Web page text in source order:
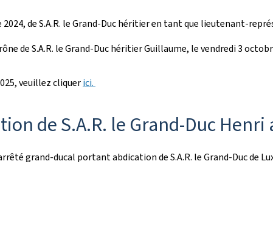
de S.A.R. le Grand-Duc héritier en tant que lieutenant-
de S.A.R. le Grand-Duc héritier Guillaume, le vendredi 3
veuillez cliquerici.
de S.A.R. le Grand-Duc
grand-ducal portant abdication de S.A.R. le Grand-Duc de